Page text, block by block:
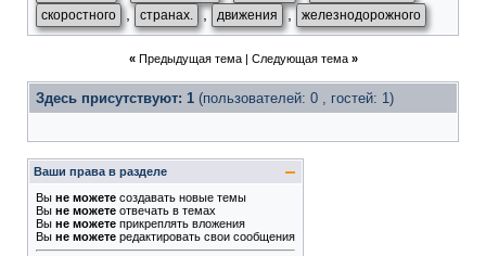
скоростного странах. , движения , железнодорожного
« Предыдущая тема| Следующая тема »
Здесь присутствуют: 1 (пользователей: 0 , гостей: 1)
Ваши права в разделе
Вы не можете создавать новые темы
Вы не можете отвечать в темах
Вы не можете прикреплять вложения
Вы не можете редактировать свои сообщения